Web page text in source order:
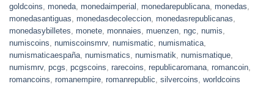
goldcoins, moneda, monedaimperial , monedarepublicana, monedas,
monedasantiguas, monedasdecoleccion, monedasrepublicanas,
monedasybilletes, monete, monnaies, muenzen, ngc, numis,
numiscoins, numiscoinsmrv, numismatic, numismatica,
numismaticaespaña, numismatics, numismatik, numismatique,
numismrv, pcgs, pcgscoins, rarecoins, republicaromana, romancoin,
romancoins, romanempire, romanrepublic, silvercoins, worldcoins